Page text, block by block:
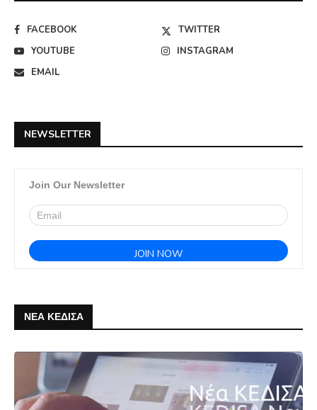
FACEBOOK
TWITTER
YOUTUBE
INSTAGRAM
EMAIL
NEWSLETTER
Join Our Newsletter
ΝΕΑ ΚΕΔΙΣΑ